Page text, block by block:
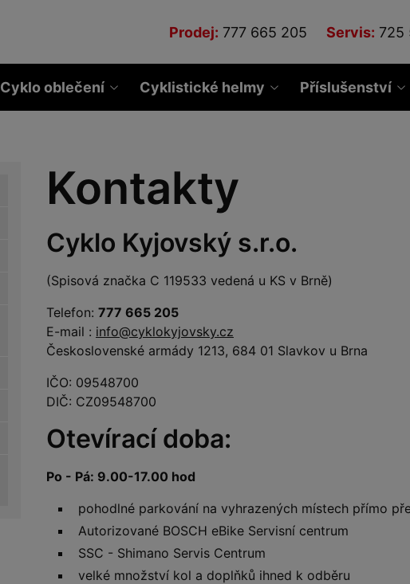
Prodej: 777 665 205 Servis: 725
Cyklo oblečení Cyklistické helmy Příslušenství
Kontakty
Cyklo Kyjovský s.r.o.
(Spisová značka C 119533 vedená u KS v Brně)
Telefon: 777 665 205
E-mail : info@cyklokyjovsky.cz
Československé armády 1213, 684 01 Slavkov u Brna
IČO: 09548700
DIČ: CZ09548700
Otevírací doba:
Po - Pá: 9.00-17.00 hod
pohodlné parkování na vyhrazených místech přímo
Autorizované BOSCH eBike Servisní centrum
SSC - Shimano Servis Centrum
velké množství kol a doplňků ihned k odběru